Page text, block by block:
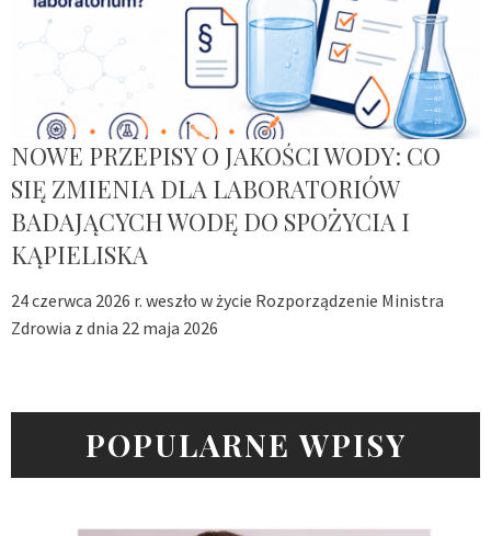
NOWE PRZEPISY O JAKOŚCI WODY: CO
SIĘ ZMIENIA DLA LABORATORIÓW
BADAJĄCYCH WODĘ DO SPOŻYCIA I
KĄPIELISKA
24 czerwca 2026 r. weszło w życie Rozporządzenie Ministra
Zdrowia z dnia 22 maja 2026
POPULARNE WPISY